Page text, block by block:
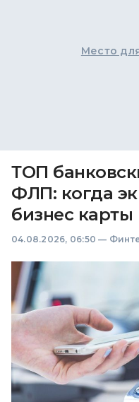
Место
ТОП
ФЛП: когда
бизнес
04.08.2026, 06:50 —